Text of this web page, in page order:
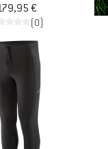
€
(0)